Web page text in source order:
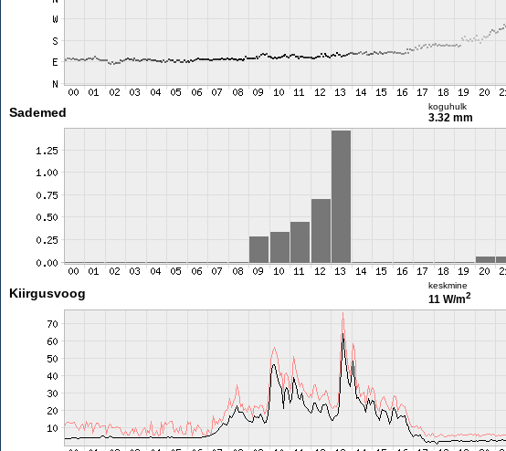
Sademed koguhulk
3.32 mm
Kiirgusvoog
keskmine
11 W/m2